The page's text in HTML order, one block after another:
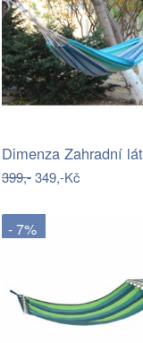
399,-349,-Kč
- 7%